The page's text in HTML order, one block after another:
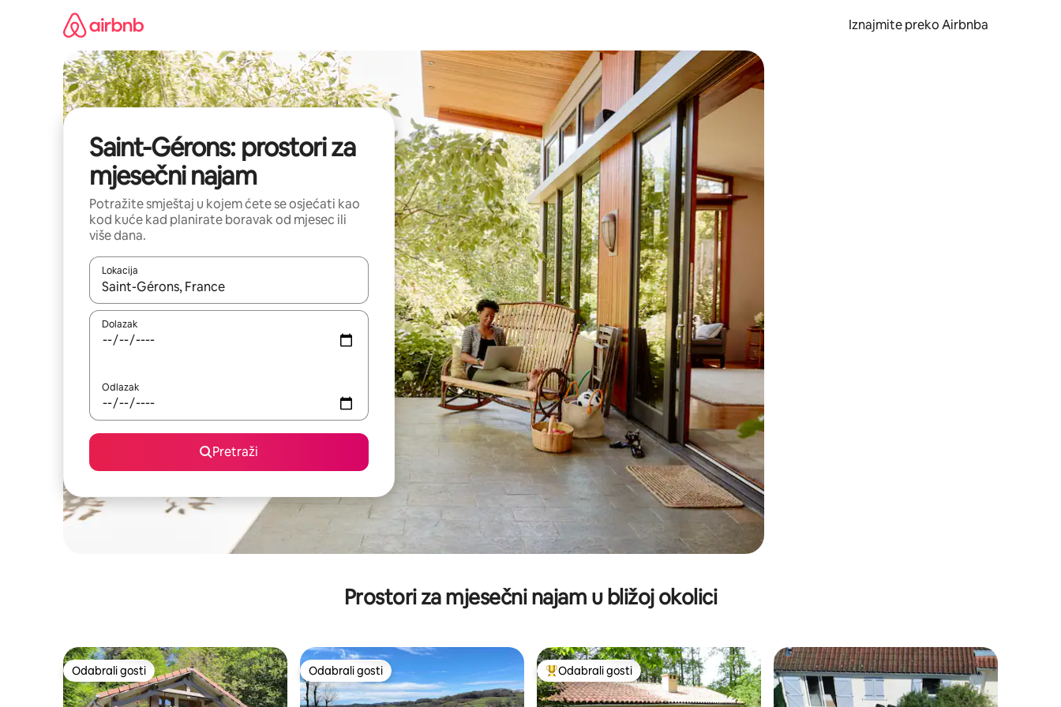
Iznajmite preko Airbnba
Saint-Gérons: prostori za
mjesečni najam
Potražite smještaj u kojem ćete se osjećati kao
kod kuće kad planirate boravak od mjesec ili
više dana.
Lokacija
Kada budu dostupni rezultati, moći ćete ih pregledati koristeći se strelicama prema gore i prema dolje, kao i dodirom ili prelaskom prstom po zaslonu.
Dolazak
Odlazak
Pretraži
Prostori za mjesečni najam u bližoj okolici
Odabrali gosti
Odabrali gosti Odabrali gosti
Odabrali gosti Među najviše rangiranima s oznakom „Odabrali gosti”
Odabrali gosti